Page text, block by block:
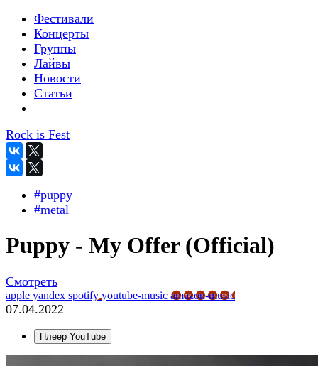
Фестивали
Концерты
Группы
Лайвы
Новости
Статьи
Rock is Fest
#puppy
#metal
Puppy - My Offer (Official)
Смотреть
apple yandex spotifyyoutube-music amazon-music
07.04.2022
Плеер YouTube